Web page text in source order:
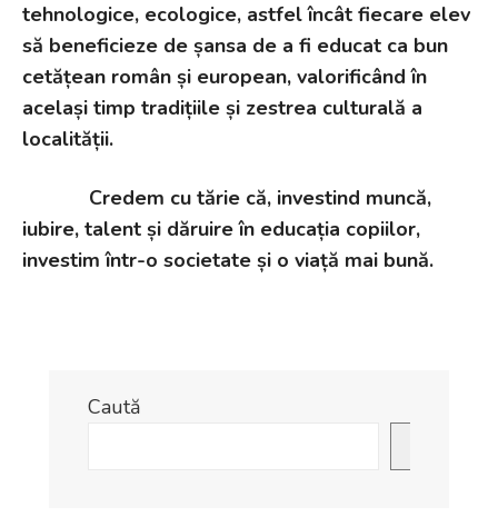
tehnologice, ecologice, astfel încât fiecare elev
să beneficieze de șansa de a fi educat ca bun
cetățean român și european, valorificând în
același timp tradițiile și zestrea culturală a
localității.
Credem cu tărie că, investind muncă,
iubire, talent și dăruire în educația copiilor,
investim într-o societate și o viață mai bună.
Caută